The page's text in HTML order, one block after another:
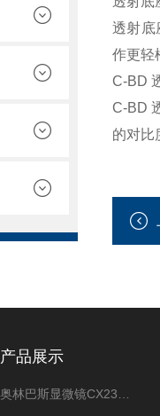
透射底
作更轻
C-BD
C-BD
的对比
产品展示